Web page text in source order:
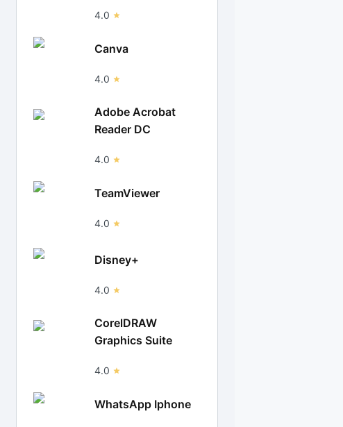
4.0
Canva
4.0
Adobe Acrobat
Reader DC
4.0
TeamViewer
4.0
Disney+
4.0
CorelDRAW
Graphics Suite
4.0
WhatsApp Iphone